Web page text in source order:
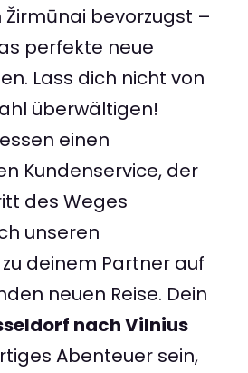
bevorzugst –
perfekte neue
Lass dich nicht von
überwältigen!
einen
Kundenservice, der
des Weges
unseren
zu deinem Partner auf
neuen Reise. Dein
nach Vilnius
Abenteuer sein,